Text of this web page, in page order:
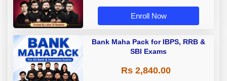
Enroll Now
Bank Maha Pack for IBPS, RRB &
SBI Exams
Rs 2,840.00